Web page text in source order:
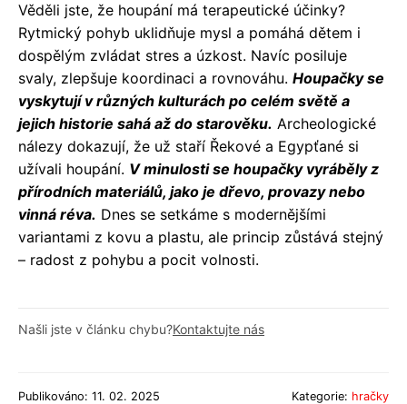
Věděli jste, že houpání má terapeutické účinky?
Rytmický pohyb uklidňuje mysl a pomáhá dětem i
dospělým zvládat stres a úzkost. Navíc posiluje
svaly, zlepšuje koordinaci a rovnováhu. Houpačky se
vyskytují v různých kulturách po celém světě a
jejich historie sahá až do starověku. Archeologické
nálezy dokazují, že už staří Řekové a Egypťané si
užívali houpání. V minulosti se houpačky vyráběly z
přírodních materiálů, jako je dřevo, provazy nebo
vinná réva. Dnes se setkáme s modernějšími
variantami z kovu a plastu, ale princip zůstává stejný
– radost z pohybu a pocit volnosti.
Našli jste v článku chybu?Kontaktujte nás
Publikováno: 11. 02. 2025 Kategorie: hračky